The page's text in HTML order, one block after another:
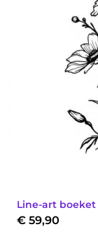
Line-art boeket
€ 59,90